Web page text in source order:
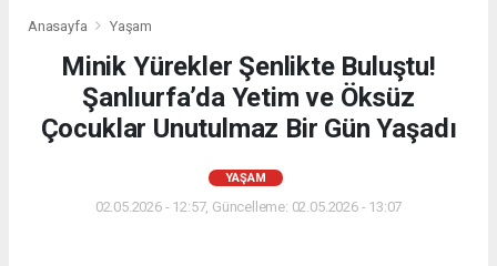
Anasayfa Yaşam
Minik Yürekler Şenlikte Buluştu!
Şanlıurfa’da Yetim ve Öksüz
Çocuklar Unutulmaz Bir Gün Yaşadı
YAŞAM
02.05.2026 - 12:57, Güncelleme: 02.05.2026 - 13:07